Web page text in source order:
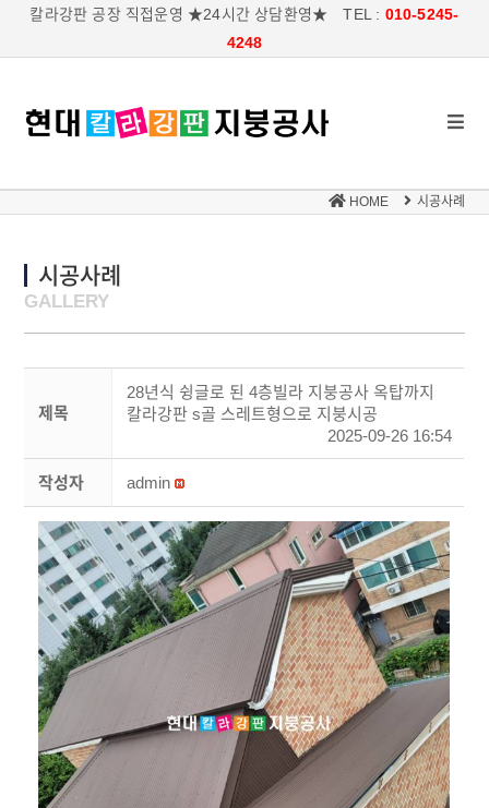
칼라강판 공장 직접운영 ★24시간 상담환영★ TEL : 010-5245-
4248
HOME 시공사례
시공사례
GALLERY
제목
28년식 슁글로 된 4층빌라 지붕공사 옥탑까지
칼라강판 s골 스레트형으로 지붕시공
2025-09-26 16:54
작성자 admin